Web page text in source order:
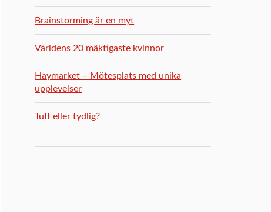
Brainstorming är en myt
Världens 20 mäktigaste kvinnor
Haymarket – Mötesplats med unika
upplevelser
Tuff eller tydlig?